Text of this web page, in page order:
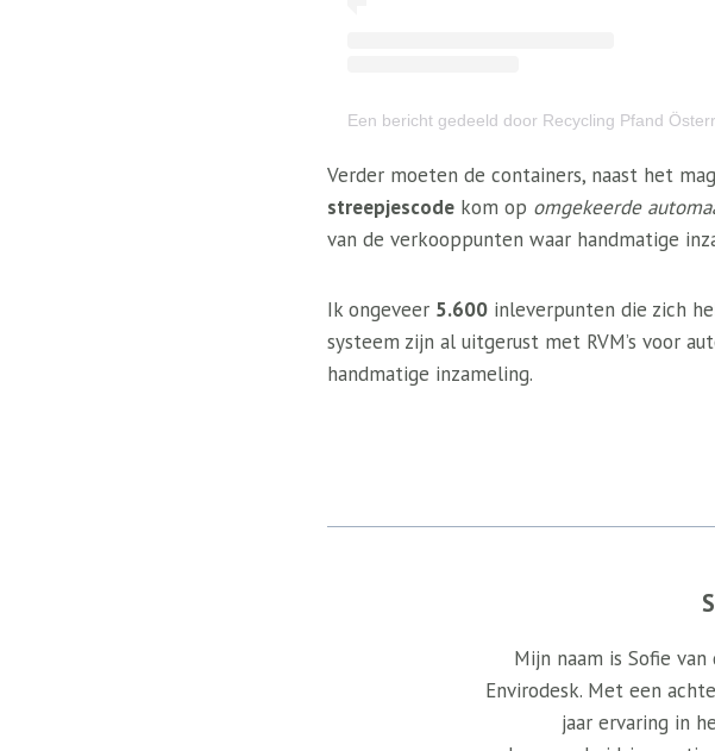
Een bericht gedeeld door Recycling Pfand
Verder moeten de containers, naast het
streepjescode kom op omgekeerde
van de verkooppunten waar handmatige
Ik ongeveer 5.600 inleverpunten die zich
systeem zijn al uitgerust met RVM’s voor
handmatige inzameling.
Mijn naam is Sofie
Envirodesk. Met een
jaar ervaring in